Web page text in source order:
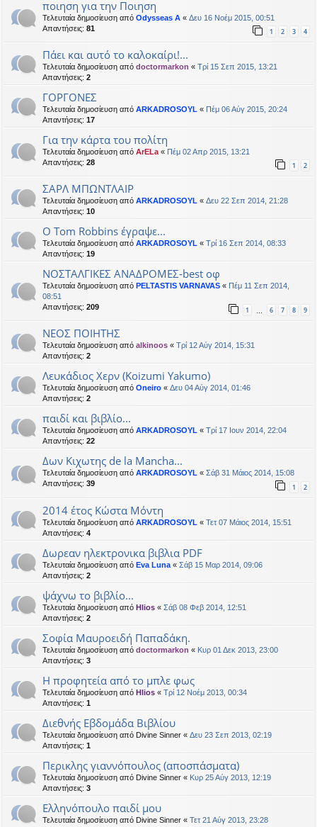
ποιηση για την Ποιηση
Τελευταία δημοσίευση από Odysseas A « Δευ 16 Νοέμ 2015, 00:51
Απαντήσεις: 81 1 2 3 4
Πάει και αυτό το καλοκαίρι!...
Τελευταία δημοσίευση από doctormarkon « Τρί 15 Σεπ 2015, 13:21
Απαντήσεις: 2
ΓΟΡΓΟΝΕΣ
Τελευταία δημοσίευση από ARKADROSOYL « Πέμ 06 Αύγ 2015, 20:24
Απαντήσεις: 17
Για την κάρτα του πολίτη
Τελευταία δημοσίευση από ArELa « Πέμ 02 Απρ 2015, 13:21
Απαντήσεις: 28 1 2
ΣΑΡΛ ΜΠΩΝΤΛΑΙΡ
Τελευταία δημοσίευση από ARKADROSOYL « Δευ 22 Σεπ 2014, 21:28
Απαντήσεις: 10
Ο Tom Robbins έγραψε...
Τελευταία δημοσίευση από ARKADROSOYL « Τρί 16 Σεπ 2014, 08:33
Απαντήσεις: 19
ΝΟΣΤΑΛΓΙΚΕΣ ΑΝΑΔΡΟΜΕΣ-best oφ
Τελευταία δημοσίευση από PELTASTIS VARNAVAS « Πέμ 11 Σεπ 2014,
08:51
Απαντήσεις: 209 1 … 6 7 8 9
ΝΕΟΣ ΠΟΙΗΤΗΣ
Τελευταία δημοσίευση από alkinoos « Τρί 12 Αύγ 2014, 15:31
Απαντήσεις: 2
Λευκάδιος Χερν (Koizumi Yakumo)
Τελευταία δημοσίευση από Oneiro « Δευ 04 Αύγ 2014, 01:46
Απαντήσεις: 2
παιδί και βιβλίο...
Τελευταία δημοσίευση από ARKADROSOYL « Τρί 17 Ιουν 2014, 22:04
Απαντήσεις: 22
Δων Κιχωτης de la Mancha...
Τελευταία δημοσίευση από ARKADROSOYL « Σάβ 31 Μάιος 2014, 15:08
Απαντήσεις: 39 1 2
2014 έτος Κώστα Μόντη
Τελευταία δημοσίευση από ARKADROSOYL « Τετ 07 Μάιος 2014, 15:51
Απαντήσεις: 4
Δωρεαν ηλεκτρονικα βιβλια PDF
Τελευταία δημοσίευση από Eva Luna « Σάβ 15 Μαρ 2014, 09:06
Απαντήσεις: 2
ψάχνω το βιβλίο...
Τελευταία δημοσίευση από Hlios « Σάβ 08 Φεβ 2014, 12:51
Απαντήσεις: 2
Σοφία Μαυροειδή Παπαδάκη.
Τελευταία δημοσίευση από doctormarkon « Κυρ 01 Δεκ 2013, 23:00
Απαντήσεις: 3
Η προφητεία από το μπλε φως
Τελευταία δημοσίευση από Hlios « Τρί 12 Νοέμ 2013, 00:34
Απαντήσεις: 1
Διεθνής Εβδομάδα Βιβλίου
Τελευταία δημοσίευση από Divine Sinner « Δευ 23 Σεπ 2013, 02:19
Απαντήσεις: 1
Περικλης γιαννόπουλος (αποσπάσματα)
Τελευταία δημοσίευση από Divine Sinner « Κυρ 25 Αύγ 2013, 12:19
Απαντήσεις: 3
Ελληνόπουλο παιδί μου
Τελευταία δημοσίευση από Divine Sinner « Τετ 21 Αύγ 2013, 23:28